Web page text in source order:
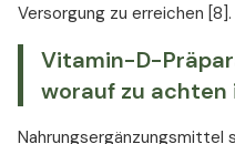
Versorgung zu erreichen [8].
Vitamin-D-
worauf zu achten
Nahrungsergänzungsmittel